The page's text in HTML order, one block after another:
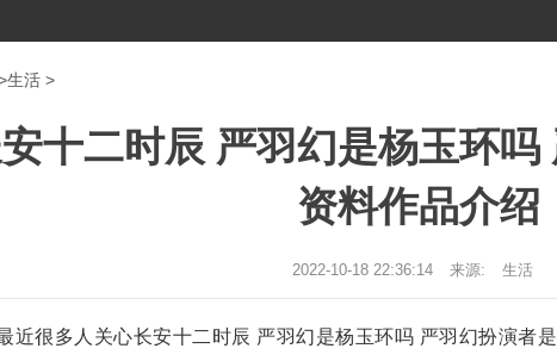
生活 >
十二时辰 严羽幻是杨玉环吗
资料作品介绍
2022-10-18 22:36:14 来源: 生活
近很多人关心长安十二时辰 严羽幻是杨玉环吗 严羽幻扮演者